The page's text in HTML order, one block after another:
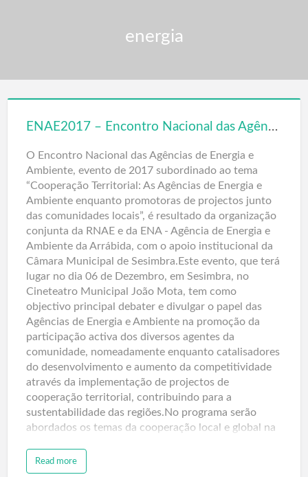
energia
ENAE2017 – Encontro Nacional das Agências de Energia e Ambiente
O Encontro Nacional das Agências de Energia e
Ambiente, evento de 2017 subordinado ao tema
“Cooperação Territorial: As Agências de Energia e
Ambiente enquanto promotoras de projectos junto
das comunidades locais”, é resultado da organização
conjunta da RNAE e da ENA - Agência de Energia e
Ambiente da Arrábida, com o apoio institucional da
Câmara Municipal de Sesimbra.Este evento, que terá
lugar no dia 06 de Dezembro, em Sesimbra, no
Cineteatro Municipal João Mota, tem como
objectivo principal debater e divulgar o papel das
Agências de Energia e Ambiente na promoção da
participação activa dos diversos agentes da
comunidade, nomeadamente enquanto catalisadores
do desenvolvimento e aumento da competitividade
através da implementação de projectos de
cooperação territorial, contribuindo para a
sustentabilidade das regiões.No programa serão
abordados os temas da cooperação local e global na
participação das Agências de Energ…
Read more